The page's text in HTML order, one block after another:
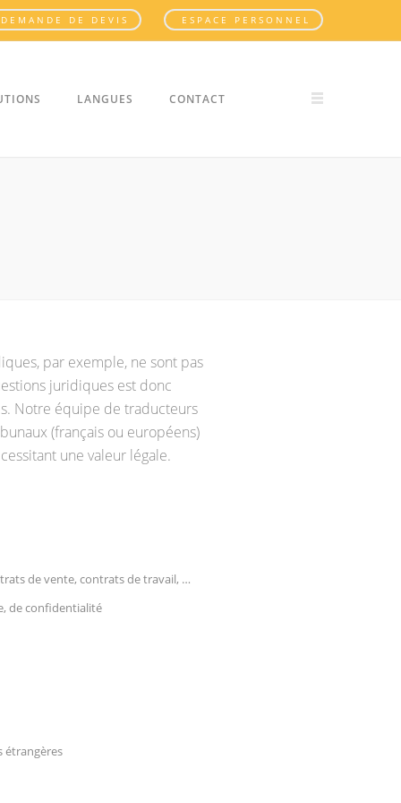
DEMANDE DE DEVIS ESPACE PERSONNEL
LANGUES CONTACT
par exemple, ne sont pas
juridiques est donc
Notre équipe de traducteurs
(français ou européens)
une valeur légale.
de vente, contrats de travail, …
de confidentialité
étrangères